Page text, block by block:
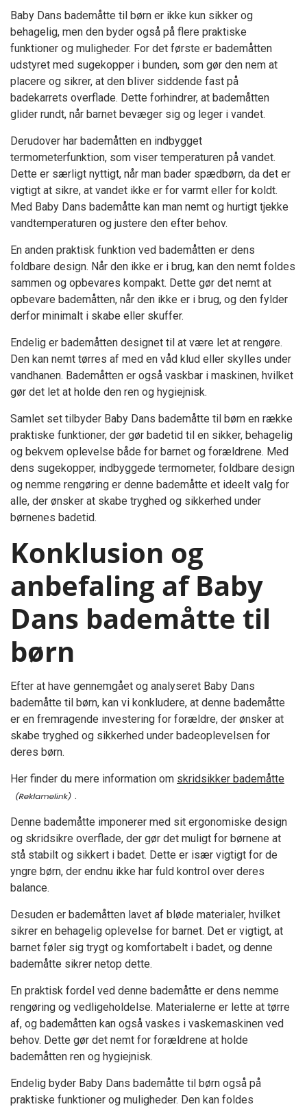
Baby Dans bademåtte til børn er ikke kun sikker og
behagelig, men den byder også på flere praktiske
funktioner og muligheder. For det første er bademåtten
udstyret med sugekopper i bunden, som gør den nem at
placere og sikrer, at den bliver siddende fast på
badekarrets overflade. Dette forhindrer, at bademåtten
glider rundt, når barnet bevæger sig og leger i vandet.
Derudover har bademåtten en indbygget
termometerfunktion, som viser temperaturen på vandet.
Dette er særligt nyttigt, når man bader spædbørn, da det er
vigtigt at sikre, at vandet ikke er for varmt eller for koldt.
Med Baby Dans bademåtte kan man nemt og hurtigt tjekke
vandtemperaturen og justere den efter behov.
En anden praktisk funktion ved bademåtten er dens
foldbare design. Når den ikke er i brug, kan den nemt foldes
sammen og opbevares kompakt. Dette gør det nemt at
opbevare bademåtten, når den ikke er i brug, og den fylder
derfor minimalt i skabe eller skuffer.
Endelig er bademåtten designet til at være let at rengøre.
Den kan nemt tørres af med en våd klud eller skylles under
vandhanen. Bademåtten er også vaskbar i maskinen, hvilket
gør det let at holde den ren og hygiejnisk.
Samlet set tilbyder Baby Dans bademåtte til børn en række
praktiske funktioner, der gør badetid til en sikker, behagelig
og bekvem oplevelse både for barnet og forældrene. Med
dens sugekopper, indbyggede termometer, foldbare design
og nemme rengøring er denne bademåtte et ideelt valg for
alle, der ønsker at skabe tryghed og sikkerhed under
børnenes badetid.
Konklusion og
anbefaling af Baby
Dans bademåtte til
børn
Efter at have gennemgået og analyseret Baby Dans
bademåtte til børn, kan vi konkludere, at denne bademåtte
er en fremragende investering for forældre, der ønsker at
skabe tryghed og sikkerhed under badeoplevelsen for
deres børn.
Her finder du mere information om skridsikker bademåtte
.
Denne bademåtte imponerer med sit ergonomiske design
og skridsikre overflade, der gør det muligt for børnene at
stå stabilt og sikkert i badet. Dette er især vigtigt for de
yngre børn, der endnu ikke har fuld kontrol over deres
balance.
Desuden er bademåtten lavet af bløde materialer, hvilket
sikrer en behagelig oplevelse for barnet. Det er vigtigt, at
barnet føler sig trygt og komfortabelt i badet, og denne
bademåtte sikrer netop dette.
En praktisk fordel ved denne bademåtte er dens nemme
rengøring og vedligeholdelse. Materialerne er lette at tørre
af, og bademåtten kan også vaskes i vaskemaskinen ved
behov. Dette gør det nemt for forældrene at holde
bademåtten ren og hygiejnisk.
Endelig byder Baby Dans bademåtte til børn også på
praktiske funktioner og muligheder. Den kan foldes